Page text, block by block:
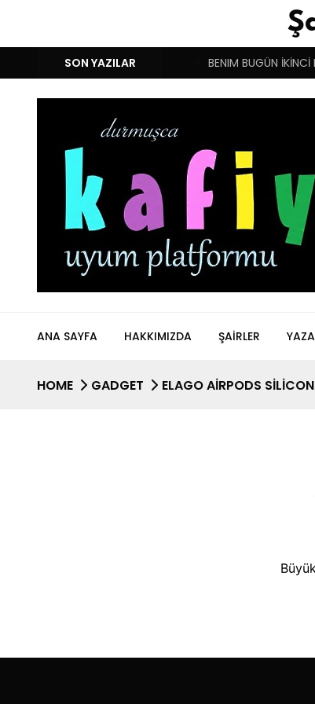
SON YAZILAR
SOYKIRIMCI YUNANISTAN !!! BENIM BUGÜN
ANA SAYFA HAKKIMIZDA ŞAIRLER
HOME GADGET ELAGO AIRPODS